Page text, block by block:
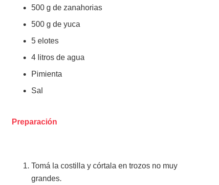
500 g de zanahorias
500 g de yuca
5 elotes
4 litros de agua
Pimienta
Sal
Preparación
Tomá la costilla y córtala en trozos no muy
grandes.